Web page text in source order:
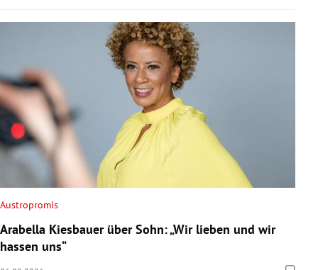
Austropromis
Arabella Kiesbauer über Sohn: „Wir lieben und wir
hassen uns“